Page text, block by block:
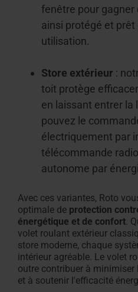
fenêtre pour gagner
ainsi protégé et
utilisation.
Store extérieur :
toit protège
en laissant entrer la
pouvez le
électriquement par
télécommande
autonome par
Avec ces variantes, Roto
optimale de protection
énergétique et de confort.
volet roulant extérieur
store moderne, chaque
intérieur agréable. Le volet
outre contribuer à
et à soutenir l'efficacité